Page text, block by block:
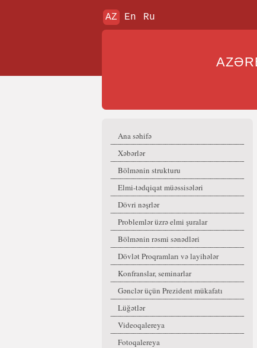
AZ En Ru
Ana səhifə
Xəbərlər
Bölmənin strukturu
Elmi-tədqiqat müəssisələri
Dövri nəşrlər
Problemlər üzrə elmi şuralar
Bölmənin rəsmi sənədləri
Dövlət Proqramları və layihələr
Konfranslar, seminarlar
Gənclər üçün Prezident mükafatı
Lüğətlər
Videoqalereya
Fotoqalereya